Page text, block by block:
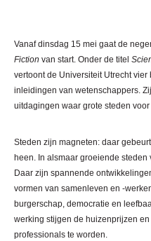
Vanaf dinsdag 15 mei gaat de
Fiction van start. Onder de titel
vertoont de Universiteit Utrecht
inleidingen van wetenschappers.
uitdagingen waar grote steden voor
Steden zijn magneten: daar
heen. In alsmaar groeiende
Daar zijn spannende
vormen van samenleven en -
burgerschap, democratie en
werking stijgen de huizenprijzen
professionals te worden.